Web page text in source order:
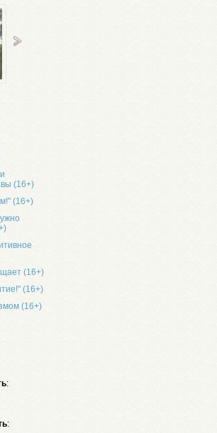
(16+)
(16+)
(16+)
(16+)
(16+)
:
: